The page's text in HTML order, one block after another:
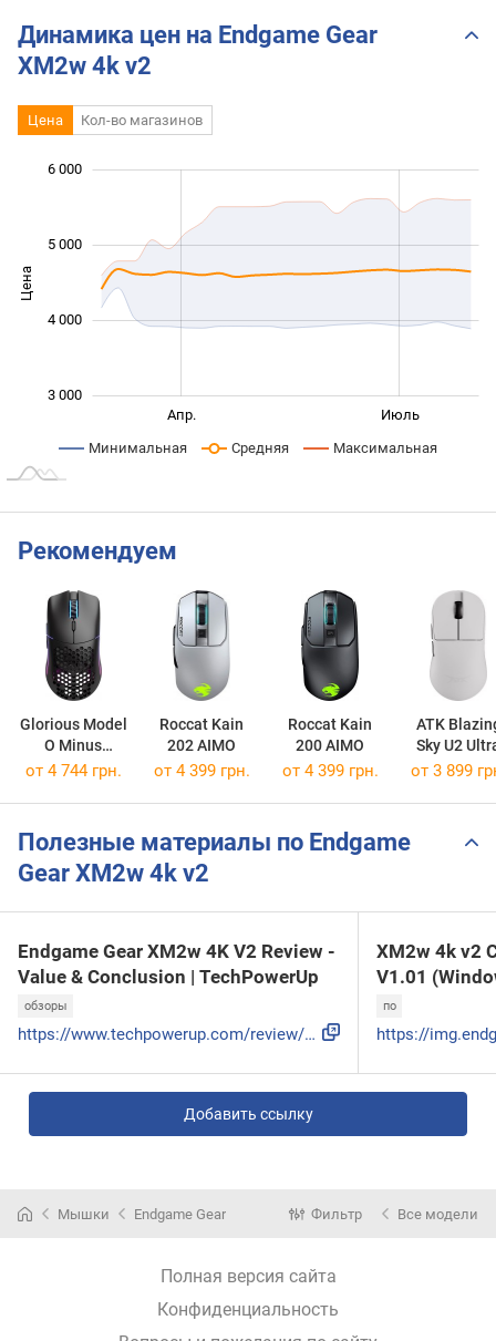
Динамика цен на Endgame Gear
XM2w 4k v2
Цена Кол-во магазинов
Цена
3 000
4 000
5 000
6 000
Июль
Апр.
Минимальная Средняя Максимальная
Рекомендуем
Glorious Model
O Minus
Wireless
Roccat Kain
202 AIMO
Roccat Kain
200 AIMO
ATK
Sky U2
от 4 744 грн. от 4 399 грн. от 4 399 грн. от 3 899
Полезные материалы по Endgame
Gear XM2w 4k v2
Endgame Gear XM2w 4K V2 Review -
Value & Conclusion | TechPowerUp
обзоры
https://www.techpowerup.com/review/endgame-gear-xm2w-4k-v2/
XM2w 4k v2
V1.01
по
Добавить ссылку
Мышки Endgame Gear Фильтр Все модели
Полная версия сайта
Конфиденциальность